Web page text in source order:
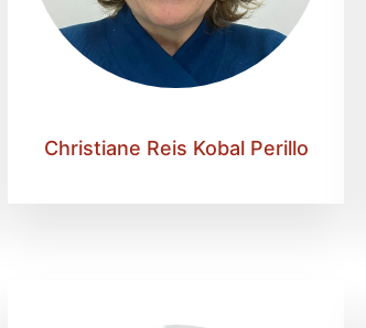
Christiane Reis Kobal Perillo